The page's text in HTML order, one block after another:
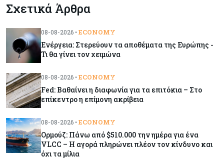
Οι πυρκαγιές κατακαίνε την Ευρώπη, αλλά οι
ζημιές δεν είναι ασφαλισμένες
Κόσμος 08-08-2026
Γιατί οι κεντρικές τράπεζες αφήνουν τις αγορές
Κόσμος
Κόσμος
Σχετικά Άρθρα
08-08-2026 • ECONOMY
Ενέργεια: Στερεύουν τα αποθέματα της Ευρώπης -
Τι θα γίνει τον χειμώνα
08-08-2026 • ECONOMY
Fed: Βαθαίνει η διαφωνία για τα επιτόκια – Στο
επίκεντρο η επίμονη ακρίβεια
08-08-2026 • ECONOMY
Ορμούζ: Πάνω από $510.000 την ημέρα για ένα
VLCC – Η αγορά πληρώνει πλέον τον κίνδυνο και
όχι τα μίλια